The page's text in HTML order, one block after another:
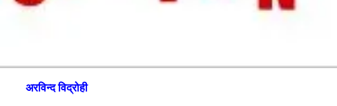
क्र
अरविन्द विद्रोही